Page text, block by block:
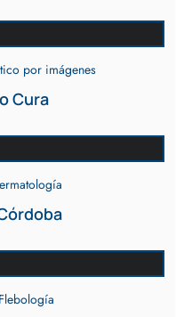
por imágenes
Cura